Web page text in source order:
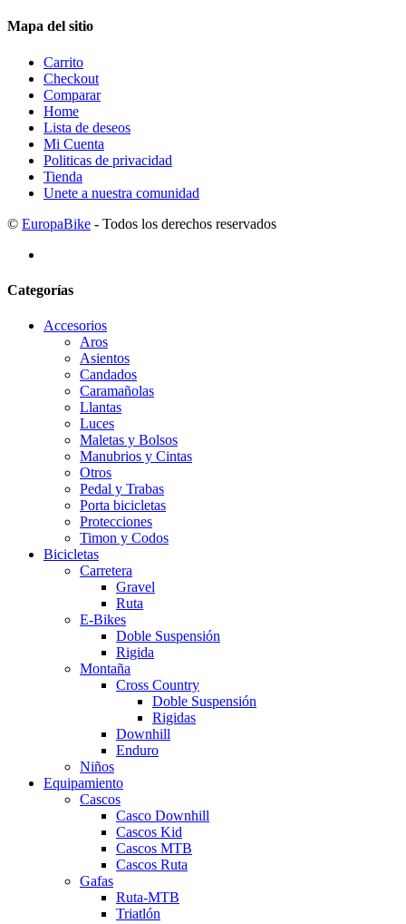
Mapa del sitio
Carrito
Checkout
Comparar
Home
Lista de deseos
Mi Cuenta
Politicas de privacidad
Tienda
Unete a nuestra comunidad
© EuropaBike - Todos los derechos reservados
Categorías
Accesorios
Aros
Asientos
Candados
Caramañolas
Llantas
Luces
Maletas y Bolsos
Manubrios y Cintas
Otros
Pedal y Trabas
Porta bicicletas
Protecciones
Timon y Codos
Bicicletas
Carretera
Gravel
Ruta
E-Bikes
Doble Suspensión
Rigida
Montaña
Cross Country
Doble Suspensión
Rigidas
Downhill
Enduro
Niños
Equipamiento
Cascos
Casco Downhill
Cascos Kid
Cascos MTB
Cascos Ruta
Gafas
Ruta-MTB
Triatlón